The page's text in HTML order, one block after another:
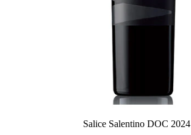
Salice Salentino DOC 2024